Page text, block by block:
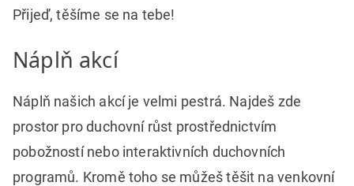
Přijeď, těšíme se na tebe!
Náplň akcí
Náplň našich akcí je velmi pestrá. Najdeš zde
prostor pro duchovní růst prostřednictvím
pobožností nebo interaktivních duchovních
programů. Kromě toho se můžeš těšit na venkovní